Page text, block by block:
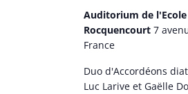
Auditorium de
Rocquencourt7
France
Duo d'Accordéons
Luc Larive et Gaëlle